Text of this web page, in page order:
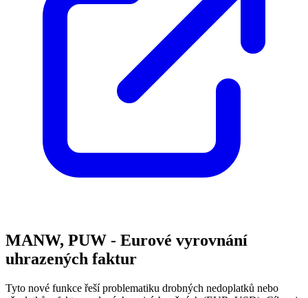
MANW, PUW - Eurové vyrovnání
uhrazených faktur
Tyto nové funkce řeší problematiku drobných nedoplatků nebo